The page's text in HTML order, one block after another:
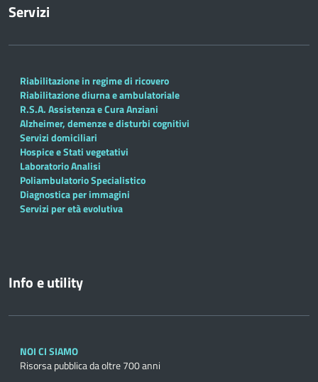
Servizi
Riabilitazione in regime di ricovero
Riabilitazione diurna e ambulatoriale
R.S.A. Assistenza e Cura Anziani
Alzheimer, demenze e disturbi cognitivi
Servizi domiciliari
Hospice e Stati vegetativi
Laboratorio Analisi
Poliambulatorio Specialistico
Diagnostica per immagini
Servizi per età evolutiva
Info e utility
NOI CI SIAMO
Risorsa pubblica da oltre 700 anni